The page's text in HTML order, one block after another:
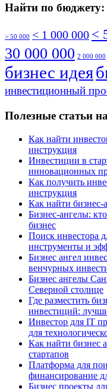
Найти по бюджету:
> 50 000 < 1 000 000 <
30 000 000 2 000 000
бизнес идея
инвестиционный
Полезные статьи
Как найти
инструкция
Инвестиции в
инновационных
Как получить
инструкция
Как найти бизнес-
Бизнес-ангелы:
бизнес
Поиск инвестора
инструменты и
Бизнес ангел
венчурных
Бизнес ангелы
Северной столице
Где разместить
инвестиций:
Инвестор для IT
для
Как найти бизнес
стартапов
Платформа для
финансирование
Бизнес проекты